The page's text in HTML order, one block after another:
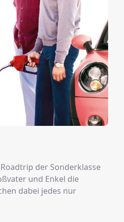
der Sonderklasse
und Enkel die
dabei jedes nur